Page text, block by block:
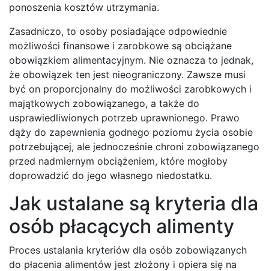
ponoszenia kosztów utrzymania.
Zasadniczo, to osoby posiadające odpowiednie
możliwości finansowe i zarobkowe są obciążane
obowiązkiem alimentacyjnym. Nie oznacza to jednak,
że obowiązek ten jest nieograniczony. Zawsze musi
być on proporcjonalny do możliwości zarobkowych i
majątkowych zobowiązanego, a także do
usprawiedliwionych potrzeb uprawnionego. Prawo
dąży do zapewnienia godnego poziomu życia osobie
potrzebującej, ale jednocześnie chroni zobowiązanego
przed nadmiernym obciążeniem, które mogłoby
doprowadzić do jego własnego niedostatku.
Jak ustalane są kryteria dla
osób płacących alimenty
Proces ustalania kryteriów dla osób zobowiązanych
do płacenia alimentów jest złożony i opiera się na